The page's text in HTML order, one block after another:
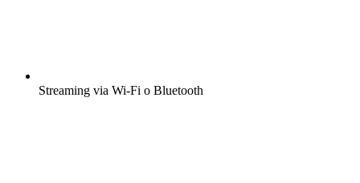
Streaming via Wi-Fi o Bluetooth